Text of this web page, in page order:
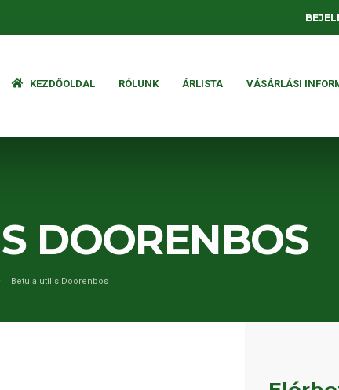
KEZDŐOLDAL RÓLUNK ÁRLISTA VÁSÁRLÁSI
DOORENBOS
Betula utilis Doorenbos